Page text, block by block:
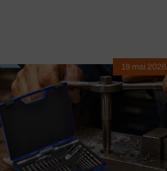
19 mai 2026